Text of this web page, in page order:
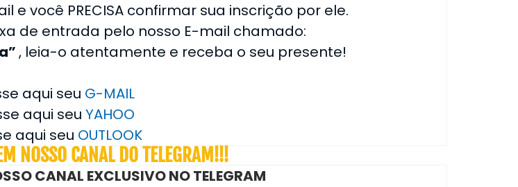
e você PRECISA confirmar sua inscrição por ele.
de entrada pelo nosso E-mail chamado:
, leia-o atentamente e receba o seu presente!
aqui seu G-MAIL
aqui seu YAHOO
aqui seu OUTLOOK
NOSSO CANAL DO TELEGRAM!!!
CANAL EXCLUSIVO NO TELEGRAM